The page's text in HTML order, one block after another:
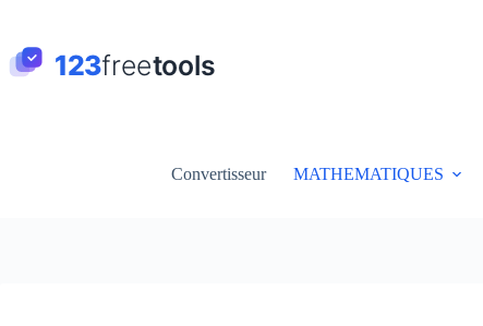
contenu
Convertisseur MATHEMATIQUES